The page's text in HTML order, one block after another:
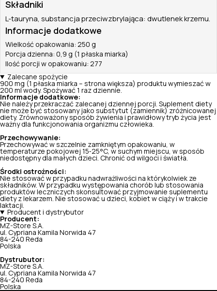
Składniki
L-tauryna, substancja przeciwzbrylająca: dwutlenek krzemu.
Informacje dodatkowe
Wielkość opakowania: 250 g
Porcja dzienna: 0,9 g (1 płaska miarka)
Ilość porcji w opakowaniu: 277
Zalecane spożycie
900 mg (1 płaska miarka – strona większa) produktu wymieszać w
200 ml wody. Spożywać 1 raz dziennie.
Informacje dodatkowe:
Nie należy przekraczać zalecanej dziennej porcji. Suplement diety
nie może być stosowany jako substytut (zamiennik) zróżnicowanej
diety. Zrównoważony sposób żywienia i prawidłowy tryb życia jest
ważny dla funkcjonowania organizmu człowieka.
Przechowywanie:
Przechowywać w szczelnie zamkniętym opakowaniu, w
temperaturze pokojowej 15‑25°C, w suchym miejscu, w sposób
niedostępny dla małych dzieci. Chronić od wilgoci i światła.
Środki ostrożności:
Nie stosować w przypadku nadwrażliwości na którykolwiek ze
składników. W przypadku występowania chorób lub stosowania
produktów leczniczych skonsultować przyjmowanie suplementu
diety z lekarzem. Nie stosować u dzieci, kobiet w ciąży i w trakcie
laktacji.
Producent i dystrybutor
Producent:
MZ-Store S.A.
ul. Cypriana Kamila Norwida 47
84-240 Reda
Polska
Dystrubutor:
MZ-Store S.A.
ul. Cypriana Kamila Norwida 47
84-240 Reda
Polska